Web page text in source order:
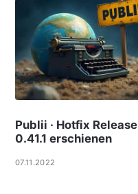
Publii · Hotfix Release
0.41.1 erschienen
07.11.2022